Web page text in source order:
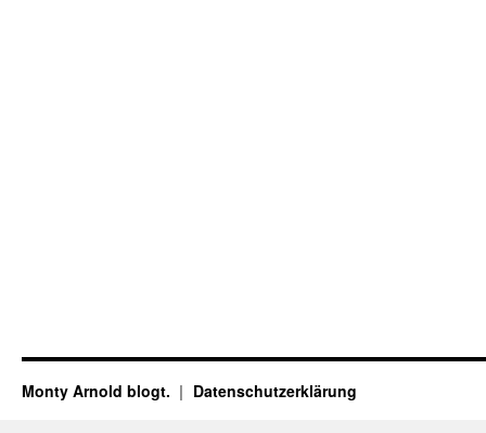
Monty Arnold blogt. Datenschutz­erklärung